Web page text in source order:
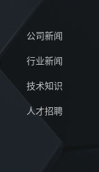
公司新闻
行业新闻
技术知识
人才招聘